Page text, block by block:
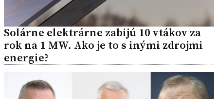
Solárne elektrárne zabijú 10 vtákov za
rok na 1 MW. Ako je to s inými zdrojmi
energie?